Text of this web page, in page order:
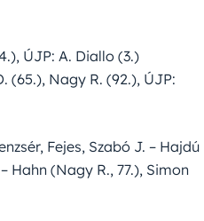
ÚJP: A. Diallo (3.)
(65.), Nagy R. (92.), ÚJP:
Fejes, Szabó J. – Hajdú
Hahn (Nagy R., 77.), Simon